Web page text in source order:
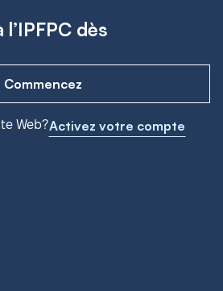
dès
Commencez
Web?Activez votre compte